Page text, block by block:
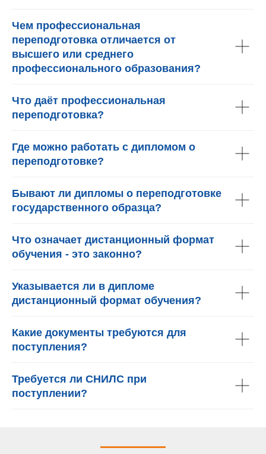
Чем профессиональная
переподготовка отличается от
высшего или среднего
профессионального образования?
Что даёт профессиональная
переподготовка?
Где можно работать с дипломом о
переподготовке?
Бывают ли дипломы о переподготовке
государственного образца?
Что означает дистанционный формат
обучения - это законно?
Указывается ли в дипломе
дистанционный формат обучения?
Какие документы требуются для
поступления?
Требуется ли СНИЛС при
поступлении?